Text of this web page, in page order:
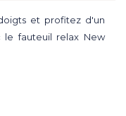
et profitez d'un
fauteuil relax New